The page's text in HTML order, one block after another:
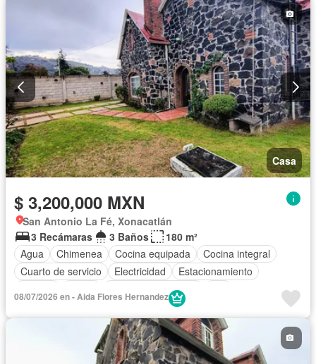
Casa
$ 3,200,000 MXN
San Antonio La Fé, Xonacatlán
3 Recámaras
3 Baños
180 m²
Agua
Chimenea Cocina equipada
Cocina integral
Cuarto de servicio
Electricidad
Estacionamiento
Televisión por cable
08/07/2026 en - Aida Flores Hernandez